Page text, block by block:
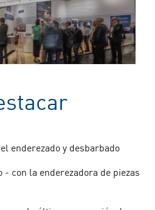
enderezado y desbarbado
- con la enderezadora de piezas